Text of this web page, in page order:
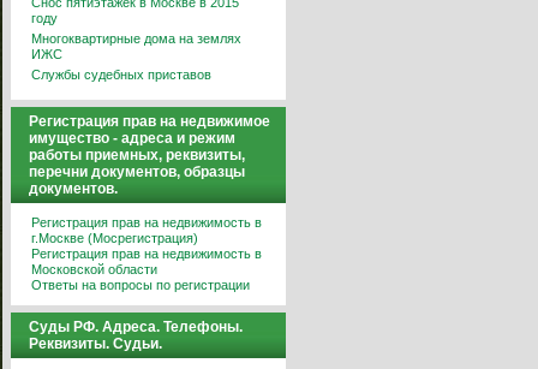
году
Многоквартирные дома на землях
ИЖС
Службы судебных приставов
Регистрация прав на недвижимое
имущество - адреса и режим
работы приемных, реквизиты,
перечни документов, образцы
документов.
Регистрация прав на недвижимость в
г.Москве (Мосрегистрация)
Регистрация прав на недвижимость в
Московской области
Ответы на вопросы по регистрации
Суды РФ. Адреса. Телефоны.
Реквизиты. Судьи.